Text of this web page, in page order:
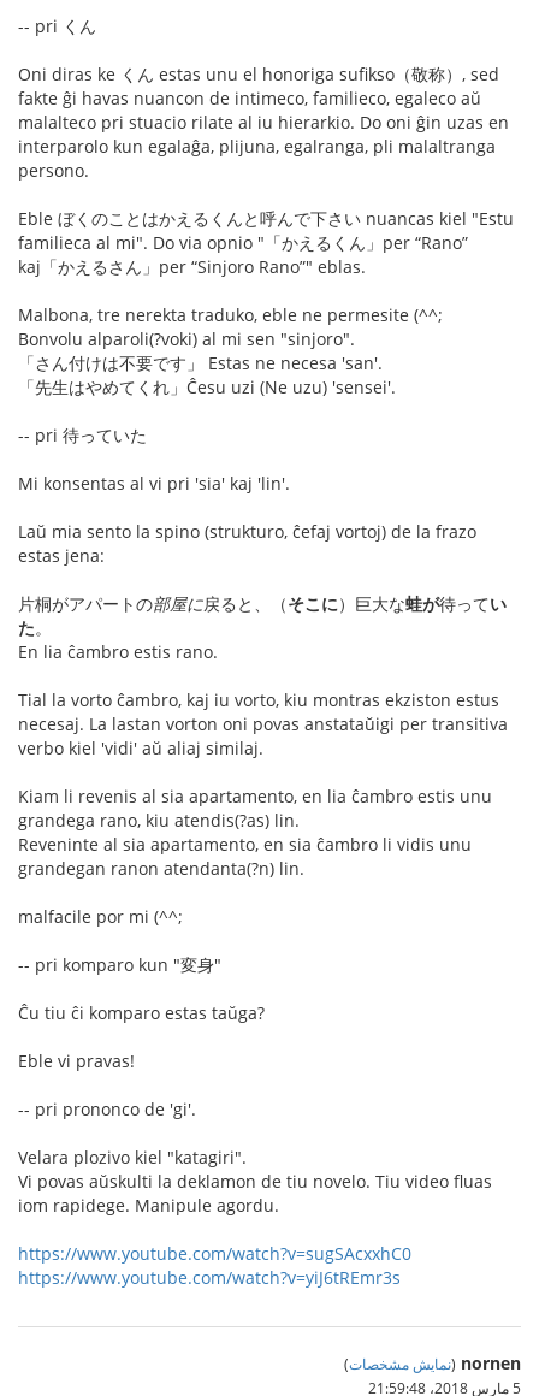
-- pri くん
Oni diras ke くん estas unu el honoriga sufikso（敬称）, sed
fakte ĝi havas nuancon de intimeco, familieco, egaleco aŭ
malalteco pri stuacio rilate al iu hierarkio. Do oni ĝin uzas en
interparolo kun egalaĝa, plijuna, egalranga, pli malaltranga
persono.
Eble ぼくのことはかえるくんと呼んで下さい nuancas kiel "Estu
familieca al mi". Do via opnio "「かえるくん」per “Rano”
kaj「かえるさん」per “Sinjoro Rano”" eblas.
Malbona, tre nerekta traduko, eble ne permesite (^^;
Bonvolu alparoli(?voki) al mi sen "sinjoro".
「さん付けは不要です」 Estas ne necesa 'san'.
「先生はやめてくれ」Ĉesu uzi (Ne uzu) 'sensei'.
-- pri 待っていた
Mi konsentas al vi pri 'sia' kaj 'lin'.
Laŭ mia sento la spino (strukturo, ĉefaj vortoj) de la frazo
estas jena:
片桐がアパートの部屋に戻ると、（そこに）巨大な蛙が待ってい
た。
En lia ĉambro estis rano.
Tial la vorto ĉambro, kaj iu vorto, kiu montras ekziston estus
necesaj. La lastan vorton oni povas anstataŭigi per transitiva
verbo kiel 'vidi' aŭ aliaj similaj.
Kiam li revenis al sia apartamento, en lia ĉambro estis unu
grandega rano, kiu atendis(?as) lin.
Reveninte al sia apartamento, en sia ĉambro li vidis unu
grandegan ranon atendanta(?n) lin.
malfacile por mi (^^;
-- pri komparo kun "変身"
Ĉu tiu ĉi komparo estas taŭga?
Eble vi pravas!
-- pri prononco de 'gi'.
Velara plozivo kiel "katagiri".
Vi povas aŭskulti la deklamon de tiu novelo. Tiu video fluas
iom rapidege. Manipule agordu.
https://www.youtube.com/watch?v=sugSAcxxhC0
https://www.youtube.com/watch?v=yiJ6tREmr3s
nornen
(نمایش مشخصات)
5 مارس 2018،‏ 21:59:48